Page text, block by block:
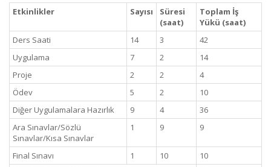
Etkinlikler Sayısı
Süresi
(saat)
Toplam İş
Yükü (saat)
Ders Saati
14 3
42
Uygulama
7 2
14
Proje
2 2
4
Ödev
5 2
10
Diğer Uygulamalara Hazırlık
9 4
36
Ara Sınavlar/Sözlü
Sınavlar/Kısa Sınavlar
1 9 9
Final Sınavı 1 10
10